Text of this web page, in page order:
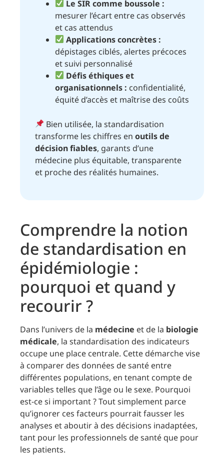
Le SIR comme boussole :
mesurer l’écart entre cas observés
et cas attendus
Applications concrètes :
dépistages ciblés, alertes précoces
et suivi personnalisé
Défis éthiques et
organisationnels : confidentialité,
équité d’accès et maîtrise des coûts
Bien utilisée, la standardisation
transforme les chiffres en outils de
décision fiables, garants d’une
médecine plus équitable, transparente
et proche des réalités humaines.
Comprendre la notion
de standardisation en
épidémiologie :
pourquoi et quand y
recourir ?
Dans l’univers de la médecine et de la biologie
médicale, la standardisation des indicateurs
occupe une place centrale. Cette démarche vise
à comparer des données de santé entre
différentes populations, en tenant compte de
variables telles que l’âge ou le sexe. Pourquoi
est-ce si important ? Tout simplement parce
qu’ignorer ces facteurs pourrait fausser les
analyses et aboutir à des décisions inadaptées,
tant pour les professionnels de santé que pour
les patients.